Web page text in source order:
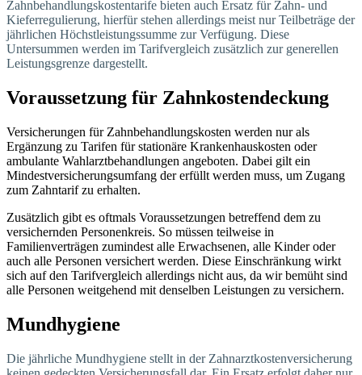
Zahnbehandlungskostentarife bieten auch Ersatz für Zahn- und
Kieferregulierung, hierfür stehen allerdings meist nur Teilbeträge der
jährlichen Höchstleistungssumme zur Verfügung. Diese
Untersummen werden im Tarifvergleich zusätzlich zur generellen
Leistungsgrenze dargestellt.
Voraussetzung für Zahnkostendeckung
Versicherungen für Zahnbehandlungskosten werden nur als
Ergänzung zu Tarifen für stationäre Krankenhauskosten oder
ambulante Wahlarztbehandlungen angeboten. Dabei gilt ein
Mindestversicherungsumfang der erfüllt werden muss, um Zugang
zum Zahntarif zu erhalten.
Zusätzlich gibt es oftmals Voraussetzungen betreffend dem zu
versichernden Personenkreis. So müssen teilweise in
Familienverträgen zumindest alle Erwachsenen, alle Kinder oder
auch alle Personen versichert werden. Diese Einschränkung wirkt
sich auf den Tarifvergleich allerdings nicht aus, da wir bemüht sind
alle Personen weitgehend mit denselben Leistungen zu versichern.
Mundhygiene
Die jährliche Mundhygiene stellt in der Zahnarztkostenversicherung